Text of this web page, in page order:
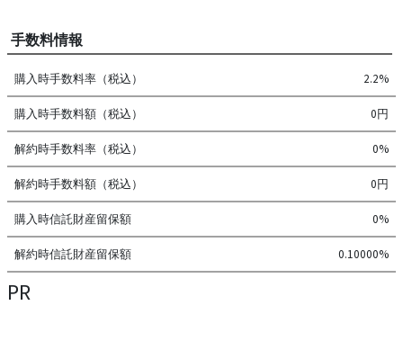
手数料情報
購入時手数料率（税込） 2.2%
購入時手数料額（税込） 0円
解約時手数料率（税込） 0%
解約時手数料額（税込） 0円
購入時信託財産留保額 0%
解約時信託財産留保額 0.10000%
PR